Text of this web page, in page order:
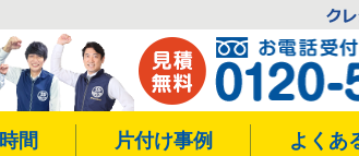
間 片付け事例 よくあ